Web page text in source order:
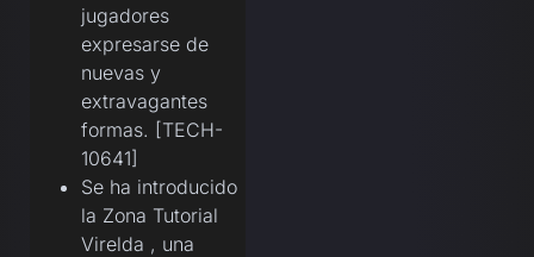
jugadores
expresarse de
nuevas y
extravagantes
formas. [TECH-
10641]
Se ha introducido
la Zona Tutorial
Virelda , una